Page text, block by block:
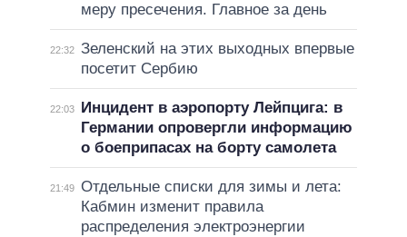
меру пресечения. Главное за день
22:32 Зеленский на этих выходных впервые
посетит Сербию
22:03
Инцидент в аэропорту Лейпцига: в
Германии опровергли информацию
о боеприпасах на борту самолета
21:49 Отдельные списки для зимы и лета:
Кабмин изменит правила
распределения электроэнергии